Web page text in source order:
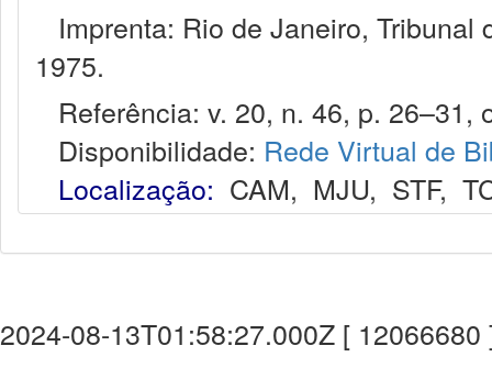
Imprenta: Rio de Janeiro, Tribunal
1975.
Referência: v. 20, n. 46, p. 26–31,
Disponibilidade: Rede Virtual de
Localização: CAM, MJU, STF,
2024-08-13T01:58:27.000Z [ 12066680